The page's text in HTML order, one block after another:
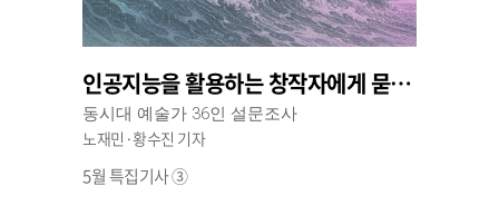
인공지능을 활용하는 창작자에게 묻는다
동시대 예술가 36인 설문조사
노재민·황수진 기자
5월 특집기사 ③